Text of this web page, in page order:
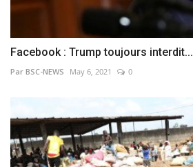
Facebook : Trump toujours interdit...
Par BSC-NEWS May 6, 2021 0